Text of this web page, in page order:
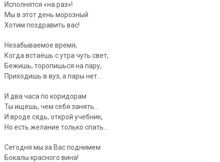
Исполнятся «на раз»!
Мы в этот день морозный
Хотим поздравить вас!
Незабываемое время,
Когда встаёшь с утра чуть свет,
Бежишь, торопишься на пару,
Приходишь в вуз, а пары нет…
И два часа по коридорам
Ты ищешь, чем себя занять…
И вроде сядь, открой учебник,
Но есть желание только спать…
Сегодня мы за Вас поднимем
Бокалы красного вина!